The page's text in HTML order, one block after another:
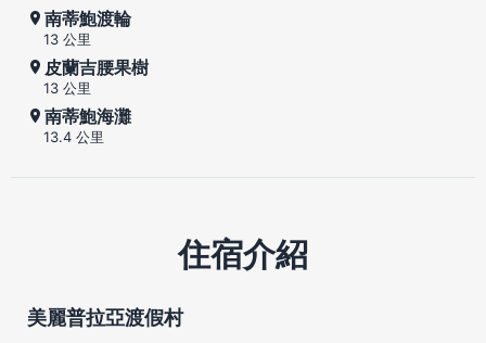
南蒂鮑渡輪
13 公里
皮蘭吉腰果樹
13 公里
南蒂鮑海灘
13.4 公里
住宿介紹
美麗普拉亞渡假村